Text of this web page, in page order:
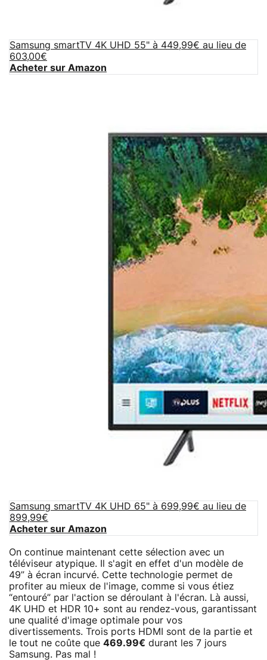
Samsung smartTV 4K UHD 55" à 449,99€ au lieu de
603,00€
Acheter sur Amazon
Samsung smartTV 4K UHD 65" à 699,99€ au lieu de
899,99€
Acheter sur Amazon
On continue maintenant cette sélection avec un
téléviseur atypique. Il s'agit en effet d'un modèle de
49” à écran incurvé. Cette technologie permet de
profiter au mieux de l'image, comme si vous étiez
“entouré” par l'action se déroulant à l'écran. Là aussi,
4K UHD et HDR 10+ sont au rendez-vous, garantissant
une qualité d'image optimale pour vos
divertissements. Trois ports HDMI sont de la partie et
le tout ne coûte que 469.99€ durant les 7 jours
Samsung. Pas mal !